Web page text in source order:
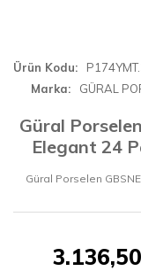
Ürün Kodu
Marka
GÜRAL
Güral
Elegant 24
Güral Porselen
3.136,50